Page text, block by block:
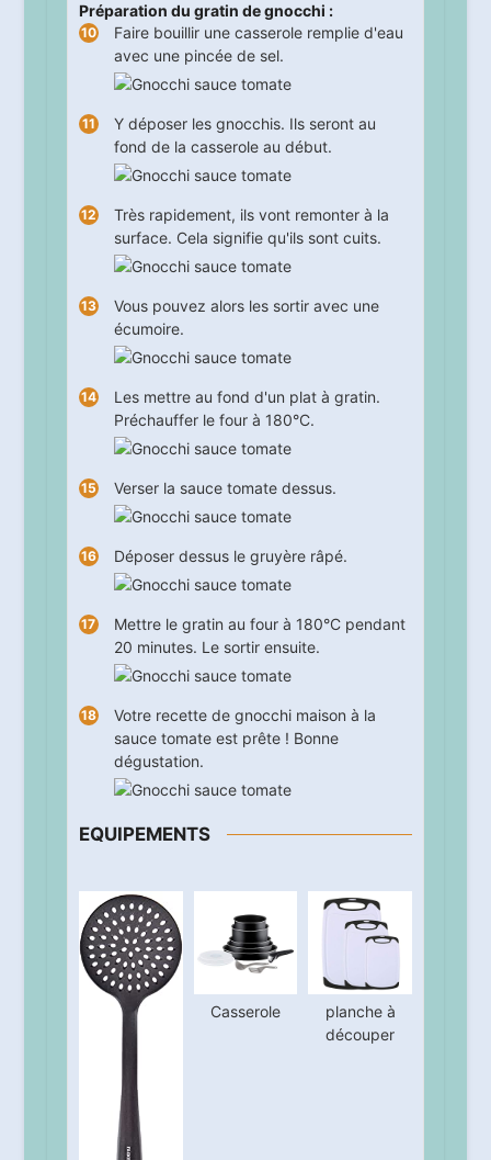
Préparation du gratin de gnocchi :
Faire bouillir une casserole remplie d'eau
avec une pincée de sel.
Y déposer les gnocchis. Ils seront au
fond de la casserole au début.
Très rapidement, ils vont remonter à la
surface. Cela signifie qu'ils sont cuits.
Vous pouvez alors les sortir avec une
écumoire.
Les mettre au fond d'un plat à gratin.
Préchauffer le four à 180°C.
Verser la sauce tomate dessus.
Déposer dessus le gruyère râpé.
Mettre le gratin au four à 180°C pendant
20 minutes. Le sortir ensuite.
Votre recette de gnocchi maison à la
sauce tomate est prête ! Bonne
dégustation.
EQUIPEMENTS
Casserole
planche à
découper